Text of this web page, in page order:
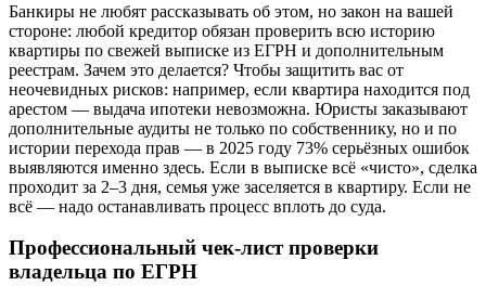
Банкиры не любят рассказывать об этом, но закон на вашей
стороне: любой кредитор обязан проверить всю историю
квартиры по свежей выписке из ЕГРН и дополнительным
реестрам. Зачем это делается? Чтобы защитить вас от
неочевидных рисков: например, если квартира находится под
арестом — выдача ипотеки невозможна. Юристы заказывают
дополнительные аудиты не только по собственнику, но и по
истории перехода прав — в 2025 году 73% серьёзных ошибок
выявляются именно здесь. Если в выписке всё «чисто», сделка
проходит за 2–3 дня, семья уже заселяется в квартиру. Если не
всё — надо останавливать процесс вплоть до суда.
Профессиональный чек-лист проверки
владельца по ЕГРН